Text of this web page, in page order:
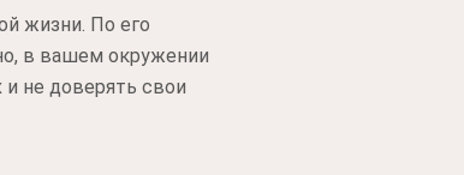
жизни. По его
в вашем окружении
не доверять свои